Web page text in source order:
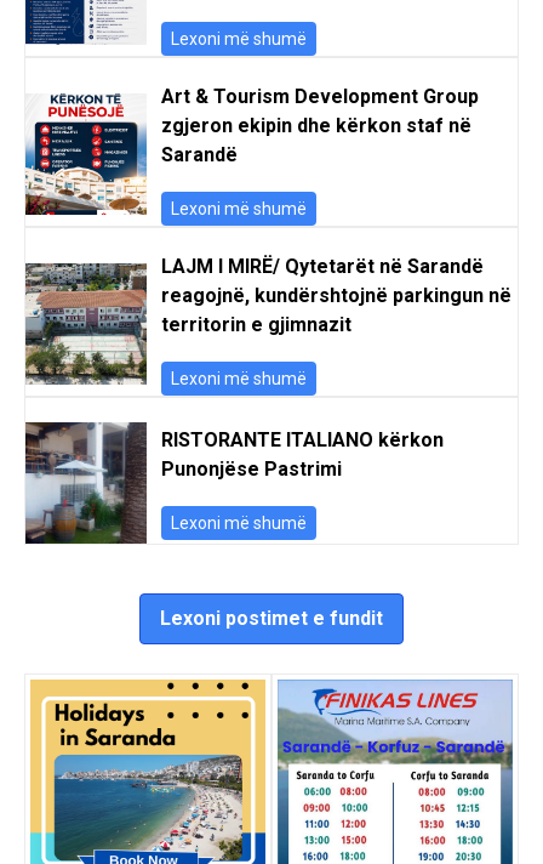
Lexoni më shumë
Art & Tourism Development Group
zgjeron ekipin dhe kërkon staf në
Sarandë
Lexoni më shumë
LAJM I MIRË/ Qytetarët në Sarandë
reagojnë, kundërshtojnë parkingun në
territorin e gjimnazit
Lexoni më shumë
RISTORANTE ITALIANO kërkon
Punonjëse Pastrimi
Lexoni më shumë
Lexoni postimet e fundit